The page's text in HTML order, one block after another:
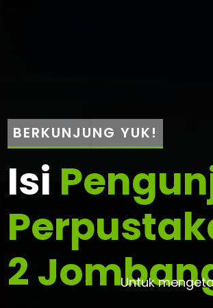
BERKUNJUNG YUK!
Isi
2
Untuk